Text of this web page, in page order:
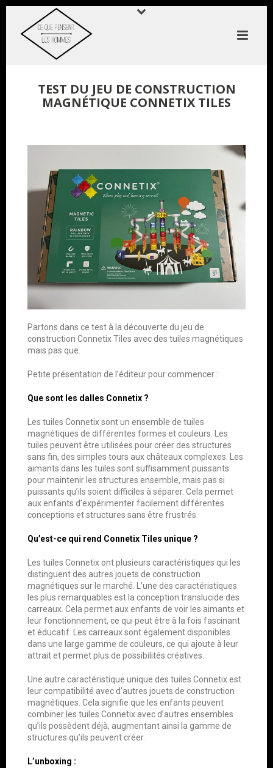
TEST DU JEU DE CONSTRUCTION
MAGNÉTIQUE CONNETIX TILES
Partons dans ce test à la découverte du jeu de
construction Connetix Tiles avec des tuiles magnétiques
mais pas que.
Petite présentation de l’éditeur pour commencer :
Que sont les dalles Connetix ?
Les tuiles Connetix sont un ensemble de tuiles
magnétiques de différentes formes et couleurs. Les
tuiles peuvent être utilisées pour créer des structures
sans fin, des simples tours aux châteaux complexes. Les
aimants dans les tuiles sont suffisamment puissants
pour maintenir les structures ensemble, mais pas si
puissants qu’ils soient difficiles à séparer. Cela permet
aux enfants d’expérimenter facilement différentes
conceptions et structures sans être frustrés.
Qu’est-ce qui rend Connetix Tiles unique ?
Les tuiles Connetix ont plusieurs caractéristiques qui les
distinguent des autres jouets de construction
magnétiques sur le marché. L’une des caractéristiques
les plus remarquables est la conception translucide des
carreaux. Cela permet aux enfants de voir les aimants et
leur fonctionnement, ce qui peut être à la fois fascinant
et éducatif. Les carreaux sont également disponibles
dans une large gamme de couleurs, ce qui ajoute à leur
attrait et permet plus de possibilités créatives.
Une autre caractéristique unique des tuiles Connetix est
leur compatibilité avec d’autres jouets de construction
magnétiques. Cela signifie que les enfants peuvent
combiner les tuiles Connetix avec d’autres ensembles
qu’ils possèdent déjà, augmentant ainsi la gamme de
structures qu’ils peuvent créer.
L’unboxing :